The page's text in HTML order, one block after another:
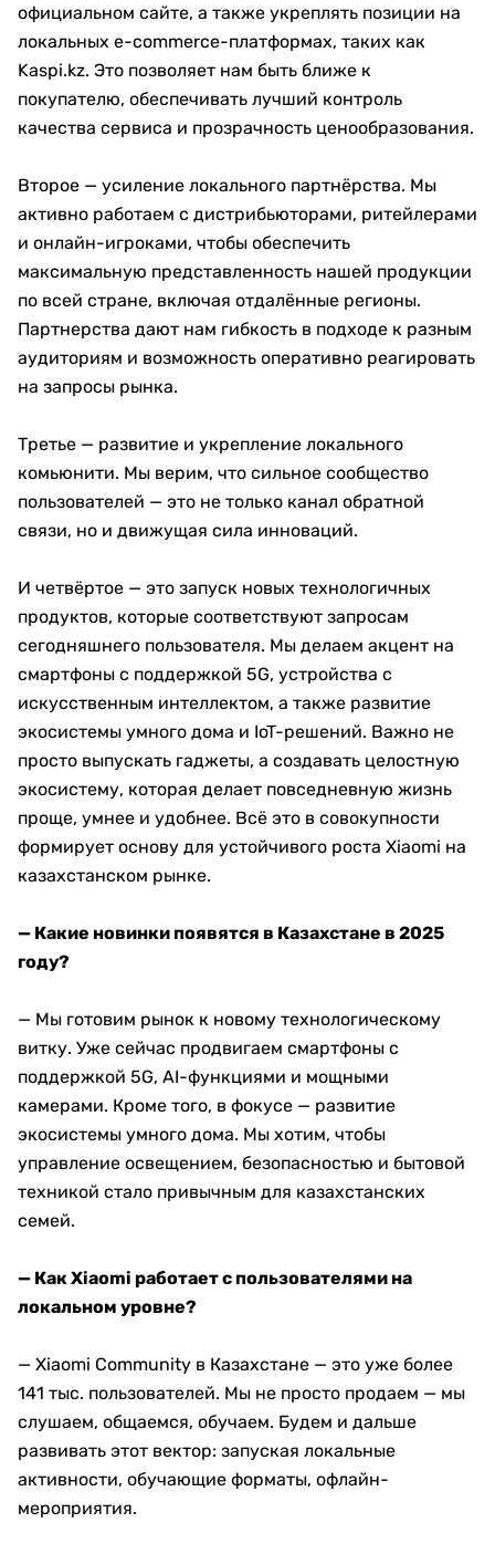
официальном сайте, а также укреплять позиции на
локальных e-commerce-платформах, таких как
Kaspi.kz. Это позволяет нам быть ближе к
покупателю, обеспечивать лучший контроль
качества сервиса и прозрачность ценообразования.
Второе — усиление локального партнёрства. Мы
активно работаем с дистрибьюторами, ритейлерами
и онлайн-игроками, чтобы обеспечить
максимальную представленность нашей продукции
по всей стране, включая отдалённые регионы.
Партнерства дают нам гибкость в подходе к разным
аудиториям и возможность оперативно реагировать
на запросы рынка.
Третье — развитие и укрепление локального
комьюнити. Мы верим, что сильное сообщество
пользователей — это не только канал обратной
связи, но и движущая сила инноваций.
И четвёртое — это запуск новых технологичных
продуктов, которые соответствуют запросам
сегодняшнего пользователя. Мы делаем акцент на
смартфоны с поддержкой 5G, устройства с
искусственным интеллектом, а также развитие
экосистемы умного дома и IoT-решений. Важно не
просто выпускать гаджеты, а создавать целостную
экосистему, которая делает повседневную жизнь
проще, умнее и удобнее. Всё это в совокупности
формирует основу для устойчивого роста Xiaomi на
казахстанском рынке.
— Какие новинки появятся в Казахстане в 2025
году?
— Мы готовим рынок к новому технологическому
витку. Уже сейчас продвигаем смартфоны с
поддержкой 5G, AI-функциями и мощными
камерами. Кроме того, в фокусе — развитие
экосистемы умного дома. Мы хотим, чтобы
управление освещением, безопасностью и бытовой
техникой стало привычным для казахстанских
семей.
— Как Xiaomi работает с пользователями на
локальном уровне?
— Xiaomi Community в Казахстане — это уже более
141 тыс. пользователей. Мы не просто продаем — мы
слушаем, общаемся, обучаем. Будем и дальше
развивать этот вектор: запуская локальные
активности, обучающие форматы, офлайн-
мероприятия.